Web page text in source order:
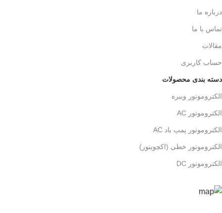
درباره ما
تماس با ما
مقالات
حساب کاربری
دسته بندی محصولات
الکتروموتور ویبره
الکتروموتور AC
الکتروموتور پمپ باد AC
الکتروموتور خطی (اکچویتور)
الکتروموتور DC